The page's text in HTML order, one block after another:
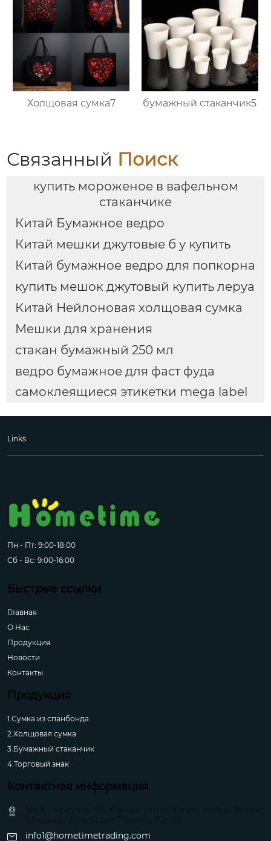
Холщовая сумка7 бумажный стаканчик5
Связанный Поиск
купить мороженое в вафельном
стаканчике
Китай Бумажное ведро
Китай мешки джутовые б у купить
Китай бумажное ведро для попкорна
купить мешок джутовый купить леруа
Китай Нейлоновая холщовая сумка
Мешки для хранения
стакан бумажный 250 мл
ведро бумажное для фаст фуда
самоклеящиеся этикетки mega label
Links:
Пн - Пт: 9:00-18:00
Сб - Вс: 9:00-16:00
Быстрые ссылки
Главная
О Hас
Продукция
Новости
Контакты
Продукция
1.Сумка из спанбонда
2.Холщовая сумка
3.Бумажный стаканчик
4.Торговый знак
Контактная информация
info1@hometimetrading.com